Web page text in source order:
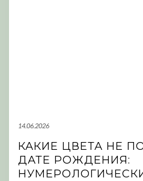
14.06.2026
КАКИЕ ЦВЕТА НЕ
ДАТЕ РОЖДЕНИЯ: